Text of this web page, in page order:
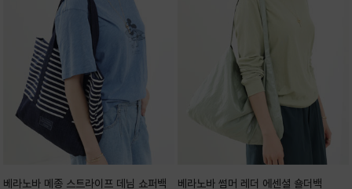
베라노바 메종 스트라이프 데님 쇼퍼백 베라노바 썸머 레더 에센셜 숄더백